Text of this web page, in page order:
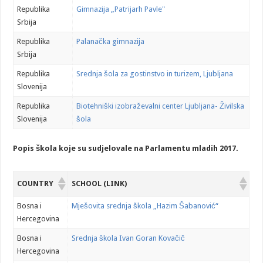
Republika
Srbija
Gimnazija „Patrijarh Pavle"
Republika
Srbija
Palanačka gimnazija
Republika
Slovenija
Srednja šola za gostinstvo in turizem, Ljubljana
Republika
Slovenija
Biotehniški izobraževalni center Ljubljana- Živilska
šola
Popis škola koje su sudjelovale na Parlamentu mladih 2017.
COUNTRY SCHOOL (LINK)
Bosna i
Hercegovina
Mješovita srednja škola „Hazim Šabanović“
Bosna i
Hercegovina
Srednja škola Ivan Goran Kovačič